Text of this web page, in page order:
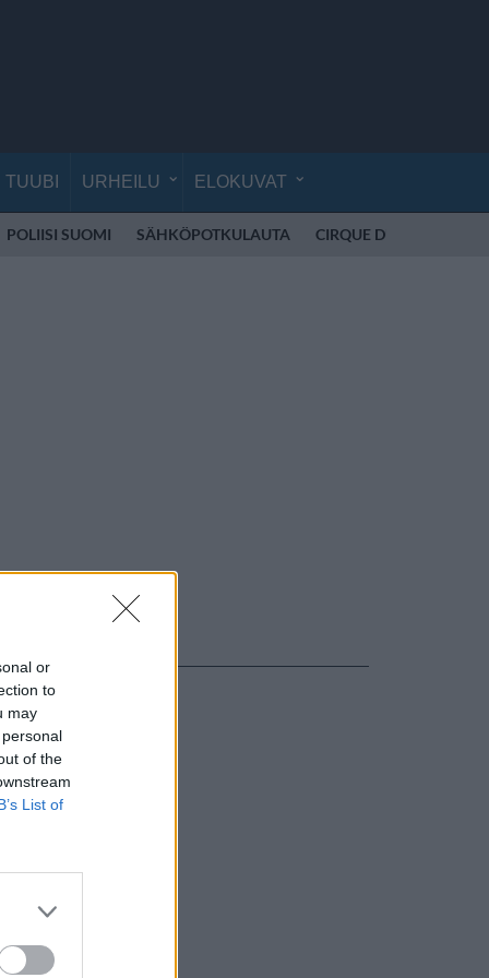
or
to
may
of the
List of
TUUBI URHEILU ELOKUVAT
POLIISI SUOMI SÄHKÖPOTKULAUTA CIRQUE DU SOLEIL